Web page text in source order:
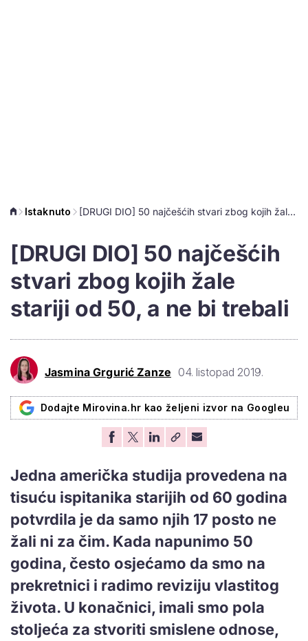
Istaknuto [DRUGI DIO] 50 najčešćih stvari zbog kojih žale stariji od 50, a ne bi trebali
[DRUGI DIO] 50 najčešćih
stvari zbog kojih žale
stariji od 50, a ne bi trebali
Jasmina Grgurić Zanze 04. listopad 2019.
Dodajte Mirovina.hr kao željeni izvor na Googleu
Jedna američka studija provedena na
tisuću ispitanika starijih od 60 godina
potvrdila je da samo njih 17 posto ne
žali ni za čim. Kada napunimo 50
godina, često osjećamo da smo na
prekretnici i radimo reviziju vlastitog
života. U konačnici, imali smo pola
stoljeća za stvoriti smislene odnose,